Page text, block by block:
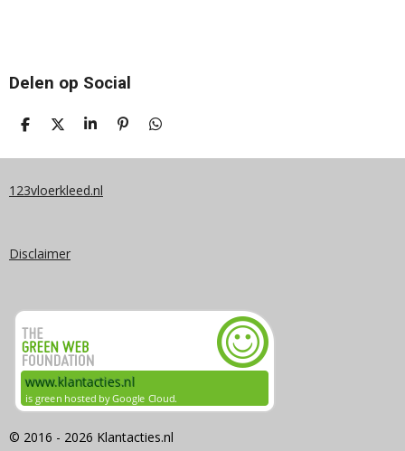
Delen op Social
D
L
N
D
E
S
A
E
P
N
D
L
123vloerkleed.nl
Disclaimer
© 2016 - 2026 Klantacties.nl